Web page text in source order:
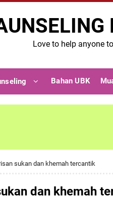
Love to help anyone
Bahan UBK
sukan dan khemah tercantik
dan khemah